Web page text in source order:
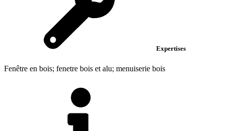
Expertises
Fenêtre en bois; fenetre bois et alu; menuiserie bois